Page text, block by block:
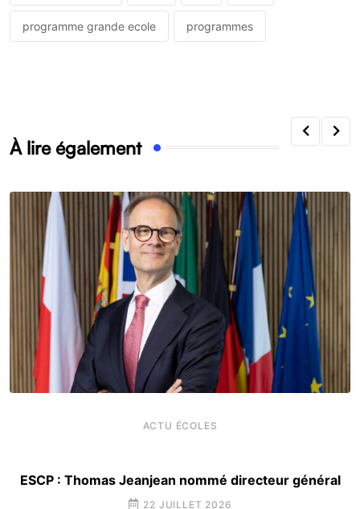
programme grande ecole programmes
À lire également
ACTU ÉCOLES
ESCP : Thomas Jeanjean nommé directeur général
22 JUILLET 2026